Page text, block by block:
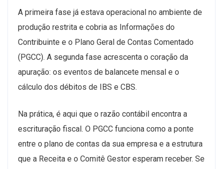
A primeira fase já estava operacional no ambiente de
produção restrita e cobria as Informações do
Contribuinte e o Plano Geral de Contas Comentado
(PGCC). A segunda fase acrescenta o coração da
apuração: os eventos de balancete mensal e o
cálculo dos débitos de IBS e CBS.
Na prática, é aqui que o razão contábil encontra a
escrituração fiscal. O PGCC funciona como a ponte
entre o plano de contas da sua empresa e a estrutura
que a Receita e o Comitê Gestor esperam receber. Se